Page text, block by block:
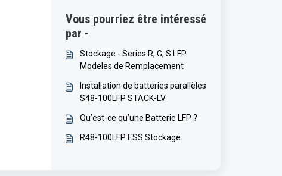
Vous pourriez être intéressé
par -
Stockage - Series R, G, S LFP
Modeles de Remplacement
Installation de batteries parallèles
S48-100LFP STACK-LV
Qu’est-ce qu’une Batterie LFP ?
R48-100LFP ESS Stockage